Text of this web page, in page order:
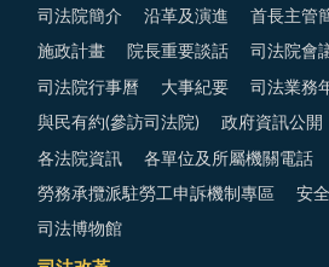
司法院簡介 沿革及演進 首長主管
施政計畫 院長重要談話 司法院會
司法院行事曆 大事紀要 司法業務
與民有約(參訪司法院) 政府資訊公開
各法院資訊 各單位及所屬機關電話
勞務承攬派駐勞工申訴機制專區 安
司法博物館